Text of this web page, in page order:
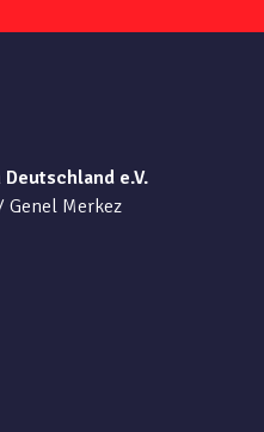
e.V.
Genel Merkez